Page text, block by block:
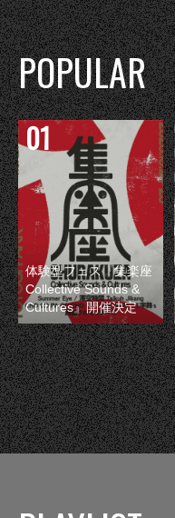
POPULAR
体験型フェス『集楽座
Collective Sounds &
Cultures』開催決定